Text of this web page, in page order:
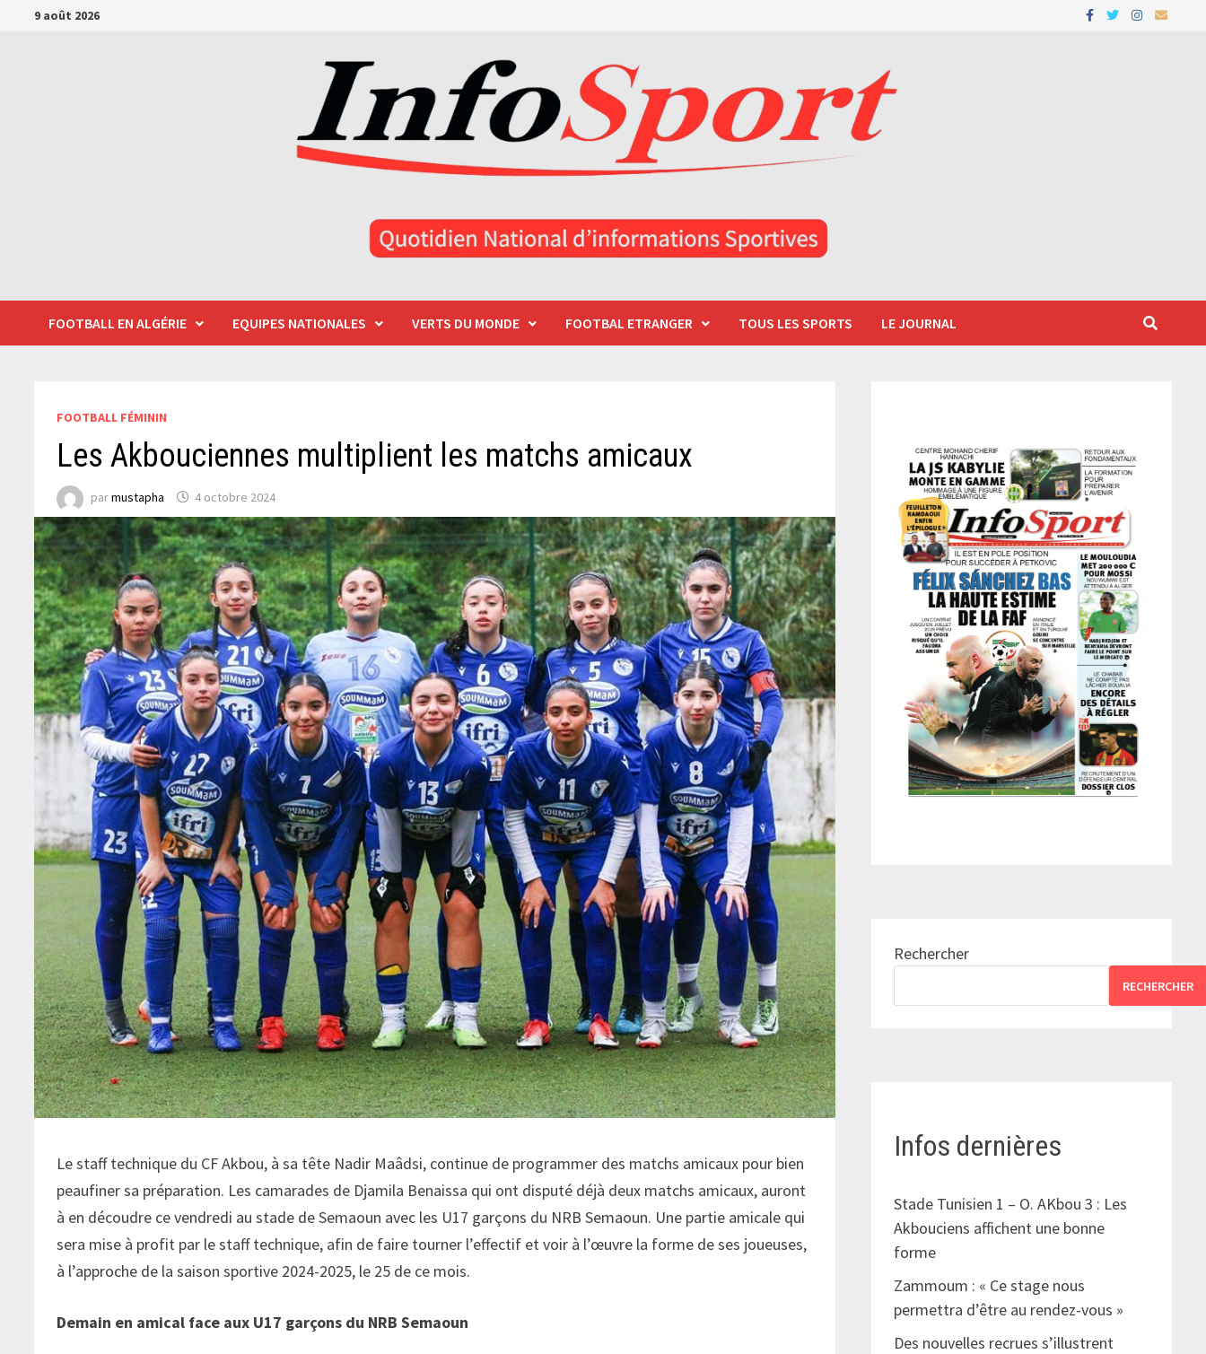
Passer9 août 2026
FOOTBALL EN ALGÉRIE EQUIPES NATIONALES VERTS DU MONDE FOOTBAL ETRANGER TOUS LES SPORTS LE JOURNAL
FOOTBALL FÉMININ
Les Akbouciennes multiplient les matchs amicaux
parmustapha 4 octobre 2024
Le staff technique du CF Akbou, à sa tête Nadir Maâdsi, continue de programmer des matchs amicaux pour bien
peaufiner sa préparation. Les camarades de Djamila Benaissa qui ont disputé déjà deux matchs amicaux, auront
à en découdre ce vendredi au stade de Semaoun avec les U17 garçons du NRB Semaoun. Une partie amicale qui
sera mise à profit par le staff technique, afin de faire tourner l’effectif et voir à l’œuvre la forme de ses joueuses,
à l’approche de la saison sportive 2024-2025, le 25 de ce mois.
Demain en amical face aux U17 garçons du NRB Semaoun
Rechercher
RECHERCHER
Infos dernières
Stade Tunisien 1 – O. AKbou 3 : Les
Akbouciens affichent une bonne
forme
Zammoum : « Ce stage nous
permettra d’être au rendez-vous »
Des nouvelles recrues s’illustrent